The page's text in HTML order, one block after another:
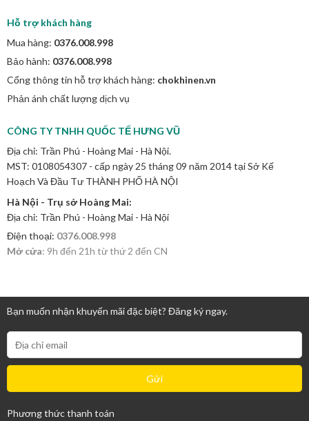
Hỗ trợ khách hàng
Mua hàng: 0376.008.998
Bảo hành: 0376.008.998
Cổng thông tin hỗ trợ khách hàng: chokhinen.vn
Phản ánh chất lượng dịch vụ
CÔNG TY TNHH QUỐC TẾ HƯNG VŨ
Địa chỉ: Trần Phú - Hoàng Mai - Hà Nội.
MST: 0108054307 - cấp ngày 25 tháng 09 năm 2014 tại Sở Kế
Hoạch Và Đầu Tư THÀNH PHỐ HÀ NỘI
Hà Nội - Trụ sở Hoàng Mai:
Địa chỉ: Trần Phú - Hoàng Mai - Hà Nội
Điện thoại: 0376.008.998
Mở cửa: 9h đến 21h từ thứ 2 đến CN
Bạn muốn nhận khuyến mãi đặc biệt? Đăng ký ngay.
Phương thức thanh toán